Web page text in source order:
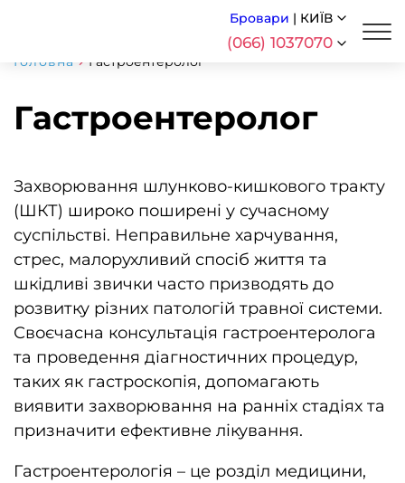
Бровари | КИЇВ
(066) 1037070
Головна Гастроентеролог
Гастроентеролог
Захворювання шлунково-кишкового тракту
(ШКТ) широко поширені у сучасному
суспільстві. Неправильне харчування,
стрес, малорухливий спосіб життя та
шкідливі звички часто призводять до
розвитку різних патологій травної системи.
Своєчасна консультація гастроентеролога
та проведення діагностичних процедур,
таких як гастроскопія, допомагають
виявити захворювання на ранніх стадіях та
призначити ефективне лікування.
Гастроентерологія – це розділ медицини,